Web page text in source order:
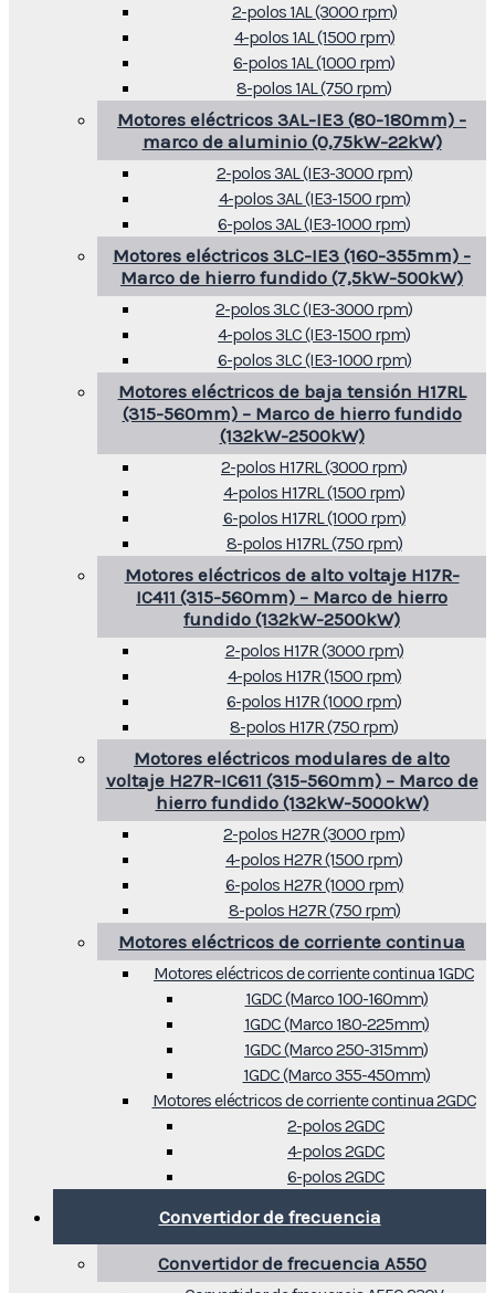
2-polos 1AL (3000 rpm)
4-polos 1AL (1500 rpm)
6-polos 1AL (1000 rpm)
8-polos 1AL (750 rpm)
Motores eléctricos 3AL-IE3 (80-180mm) -
marco de aluminio (0,75kW-22kW)
2-polos 3AL (IE3-3000 rpm)
4-polos 3AL (IE3-1500 rpm)
6-polos 3AL (IE3-1000 rpm)
Motores eléctricos 3LC-IE3 (160-355mm) -
Marco de hierro fundido (7,5kW-500kW)
2-polos 3LC (IE3-3000 rpm)
4-polos 3LC (IE3-1500 rpm)
6-polos 3LC (IE3-1000 rpm)
Motores eléctricos de baja tensión H17RL
(315-560mm) – Marco de hierro fundido
(132kW-2500kW)
2-polos H17RL (3000 rpm)
4-polos H17RL (1500 rpm)
6-polos H17RL (1000 rpm)
8-polos H17RL (750 rpm)
Motores eléctricos de alto voltaje H17R-
IC411 (315-560mm) – Marco de hierro
fundido (132kW-2500kW)
2-polos H17R (3000 rpm)
4-polos H17R (1500 rpm)
6-polos H17R (1000 rpm)
8-polos H17R (750 rpm)
Motores eléctricos modulares de alto
voltaje H27R-IC611 (315-560mm) – Marco de
hierro fundido (132kW-5000kW)
2-polos H27R (3000 rpm)
4-polos H27R (1500 rpm)
6-polos H27R (1000 rpm)
8-polos H27R (750 rpm)
Motores eléctricos de corriente continua
Motores eléctricos de corriente continua 1GDC
1GDC (Marco 100-160mm)
1GDC (Marco 180-225mm)
1GDC (Marco 250-315mm)
1GDC (Marco 355-450mm)
Motores eléctricos de corriente continua 2GDC
2-polos 2GDC
4-polos 2GDC
6-polos 2GDC
Convertidor de frecuencia
Convertidor de frecuencia A550